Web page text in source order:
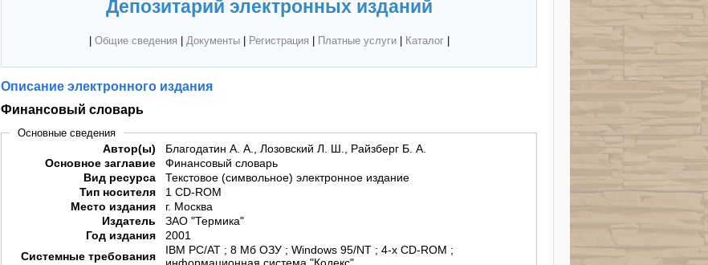
Депозитарий электронных изданий
Общие сведения Документы| Регистрация Платные услуги| Каталог|
Описание электронного издания
Финансовый словарь
Основные сведения
Автор(ы)
Благодатин А. А., Лозовский Л. Ш., Райзберг Б. А.
Основное заглавие
Финансовый словарь
Вид ресурса
Текстовое (символьное) электронное издание
Тип носителя
1 CD-ROM
Место издания
г. Москва
Издатель
ЗАО "Термика"
Год издания
2001
Системные требования
IBM PC/AT ; 8 Мб ОЗУ ; Windows 95/NT ; 4-x CD-ROM ;